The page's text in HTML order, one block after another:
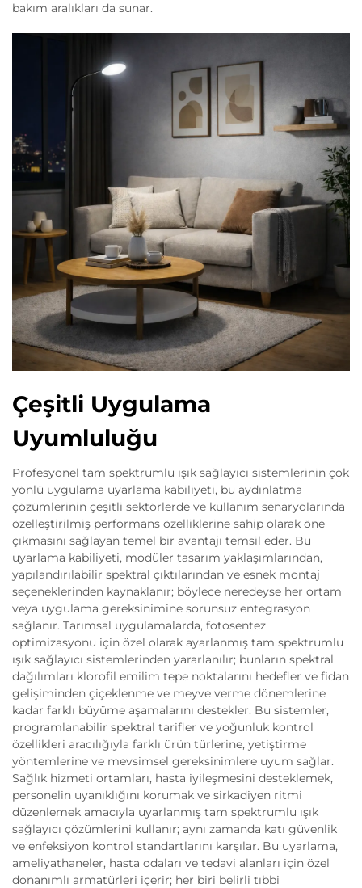
bakım aralıkları da sunar.
Çeşitli Uygulama
Uyumluluğu
Profesyonel tam spektrumlu ışık sağlayıcı sistemlerinin çok
yönlü uygulama uyarlama kabiliyeti, bu aydınlatma
çözümlerinin çeşitli sektörlerde ve kullanım senaryolarında
özelleştirilmiş performans özelliklerine sahip olarak öne
çıkmasını sağlayan temel bir avantajı temsil eder. Bu
uyarlama kabiliyeti, modüler tasarım yaklaşımlarından,
yapılandırılabilir spektral çıktılarından ve esnek montaj
seçeneklerinden kaynaklanır; böylece neredeyse her ortam
veya uygulama gereksinimine sorunsuz entegrasyon
sağlanır. Tarımsal uygulamalarda, fotosentez
optimizasyonu için özel olarak ayarlanmış tam spektrumlu
ışık sağlayıcı sistemlerinden yararlanılır; bunların spektral
dağılımları klorofil emilim tepe noktalarını hedefler ve fidan
gelişiminden çiçeklenme ve meyve verme dönemlerine
kadar farklı büyüme aşamalarını destekler. Bu sistemler,
programlanabilir spektral tarifler ve yoğunluk kontrol
özellikleri aracılığıyla farklı ürün türlerine, yetiştirme
yöntemlerine ve mevsimsel gereksinimlere uyum sağlar.
Sağlık hizmeti ortamları, hasta iyileşmesini desteklemek,
personelin uyanıklığını korumak ve sirkadiyen ritmi
düzenlemek amacıyla uyarlanmış tam spektrumlu ışık
sağlayıcı çözümlerini kullanır; aynı zamanda katı güvenlik
ve enfeksiyon kontrol standartlarını karşılar. Bu uyarlama,
ameliyathaneler, hasta odaları ve tedavi alanları için özel
donanımlı armatürleri içerir; her biri belirli tıbbi